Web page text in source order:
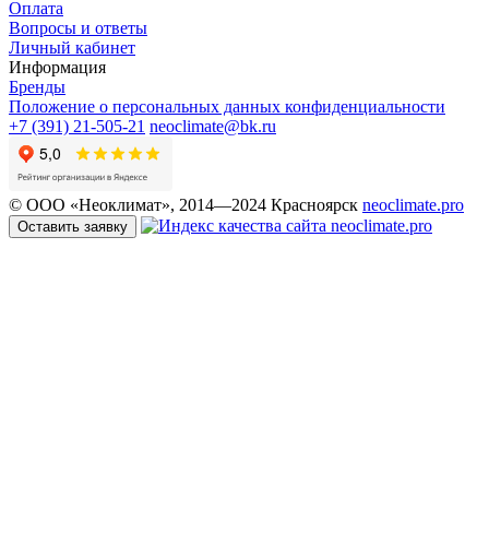
Оплата
Вопросы и ответы
Личный кабинет
Информация
Бренды
Положение о персональных данных конфиденциальности
+7 (391) 21-505-21 neoclimate@bk.ru
© ООО «Неоклимат», 2014—2024 Красноярск neoclimate.pro
Оставить заявку